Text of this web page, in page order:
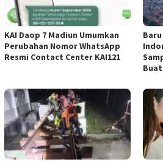
KAI Daop 7 Madiun Umumkan
Perubahan Nomor WhatsApp
Resmi Contact Center KAI121